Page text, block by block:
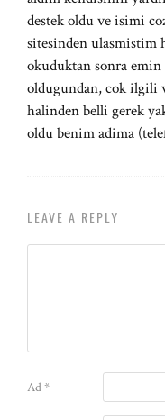
destek oldu ve isimi
sitesinden ulasmistim
okuduktan sonra
oldugundan, cok ilgili
halinden belli gerek
oldu benim adima
LEAVE A REPLY
Ad*